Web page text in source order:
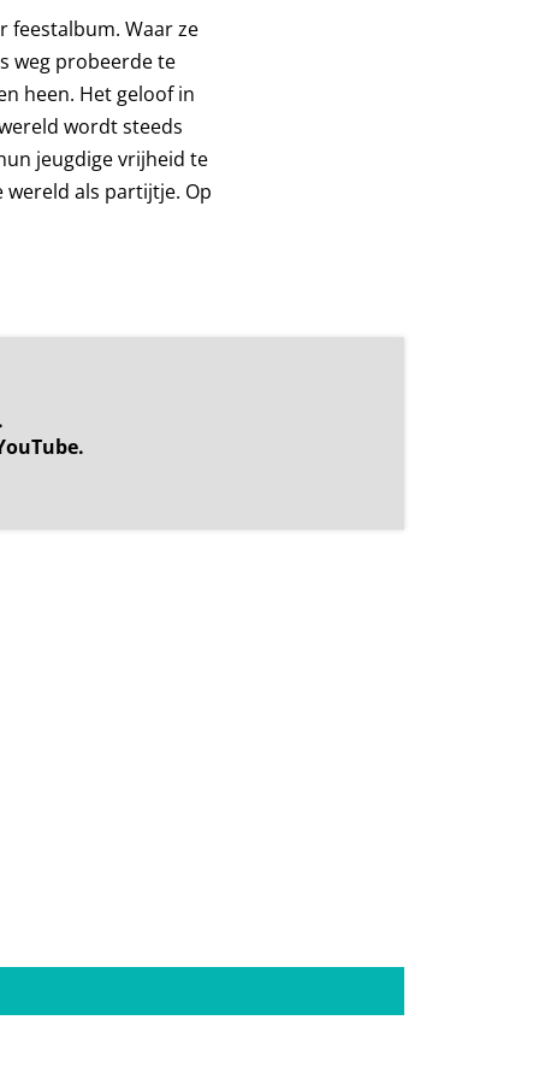
feestalbum. Waar ze
weg probeerde te
heen. Het geloof in
wordt steeds
jeugdige vrijheid te
als partijtje. Op